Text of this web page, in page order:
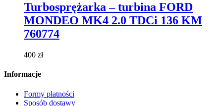
wiele
wariantów.
Turbosprężarka – turbina FORD
MONDEO MK4 2.0 TDCi 136 KM
760774
400 zł
Informacje
Formy płatności
Sposób dostawy